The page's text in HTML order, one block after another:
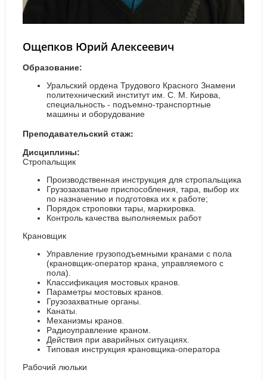
Ощепков Юрий Алексеевич
Образование:
Уральский ордена Трудового Красного Знамени
политехнический институт им. С. М. Кирова,
специальность - подъемно-транспортные
машины и оборудование
Преподавательский стаж:
Дисциплины:
Стропальщик
Производственная инструкция для стропальщика
Грузозахватные приспособления, тара, выбор их
по назначению и подготовка их к работе;
Порядок строповки тары, маркировка.
Контроль качества выполняемых работ
Крановщик
Управление грузоподъемными кранами с пола
(крановщик-оператор крана, управляемого с
пола).
Классификация мостовых кранов.
Параметры мостовых кранов.
Грузозахватные органы.
Канаты.
Механизмы кранов.
Радиоуправление краном.
Действия при аварийных ситуациях.
Типовая инструкция крановщика-оператора
Рабочий люльки